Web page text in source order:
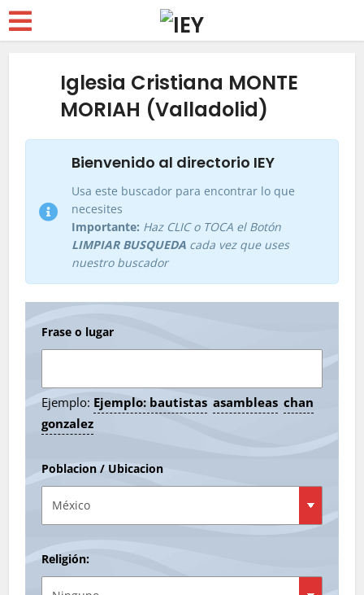
Iglesia Cristiana MONTE
MORIAH (Valladolid)
Bienvenido al directorio IEY
Usa este buscador para encontrar lo que
necesites
Importante: Haz CLIC o TOCA el Botón
LIMPIAR BUSQUEDA cada vez que uses
nuestro buscador
Frase o lugar
Ejemplo: Ejemplo: bautistas asambleas chan
gonzalez
Poblacion / Ubicacion
Religión: